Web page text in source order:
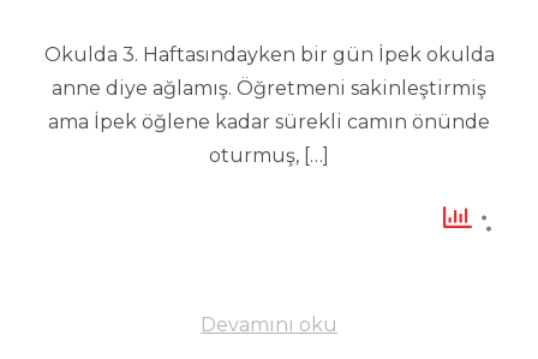
Okulda 3. Haftasındayken bir gün İpek okulda
anne diye ağlamış. Öğretmeni sakinleştirmiş
ama İpek öğlene kadar sürekli camın önünde
oturmuş, […]
Devamını oku